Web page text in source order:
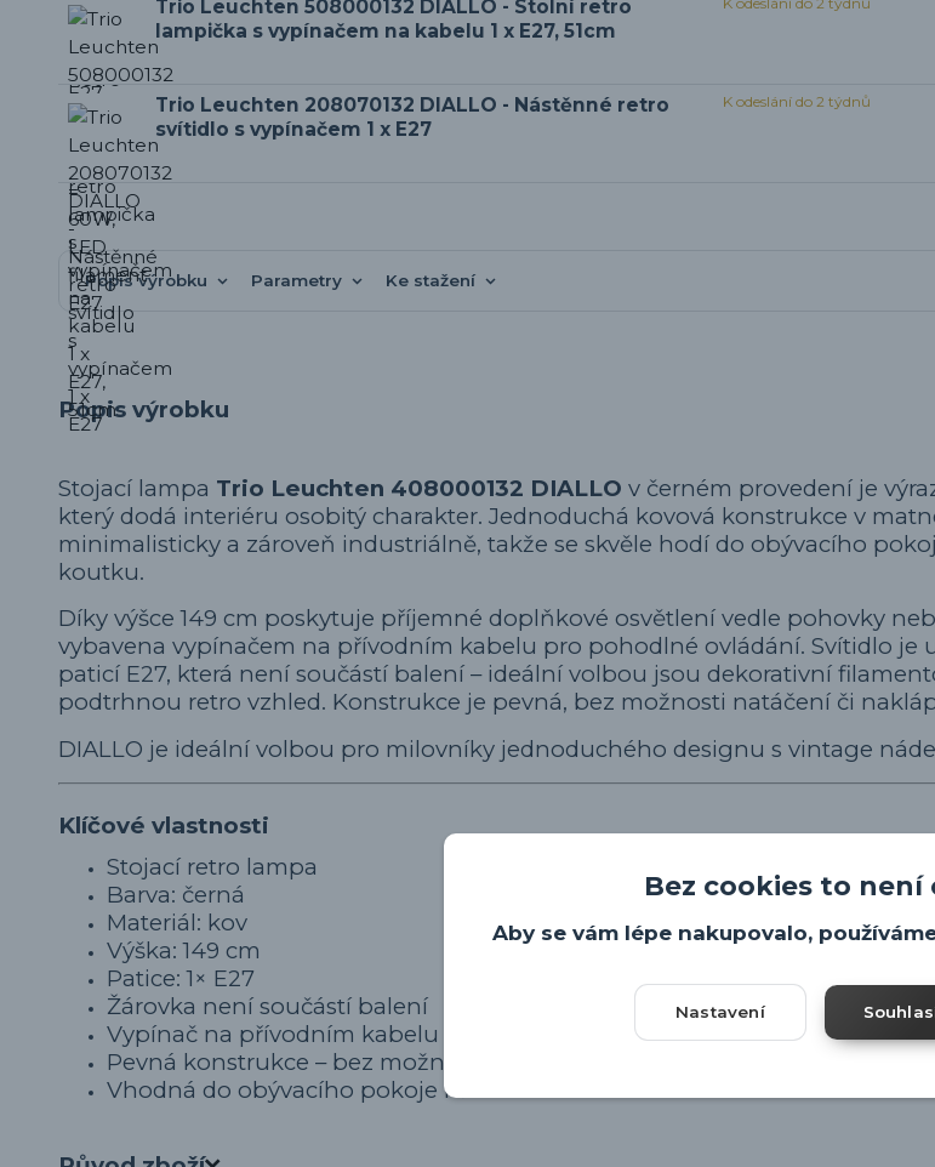
Trio Leuchten 508000132 DIALLO - Stolní retro
lampička s vypínačem na kabelu 1 x E27, 51cm
Trio Leuchten 208070132 DIALLO - Nástěnné retro
svítidlo s vypínačem 1 x E27
K odeslání do 2 týdnů
Popis výrobku Parametry Ke stažení
Popis výrobku
Stojací lampa Trio Leuchten 408000132 DIALLO v černém provedení je
který dodá interiéru osobitý charakter. Jednoduchá kovová konstrukce v
minimalisticky a zároveň industriálně, takže se skvěle hodí do obývacího
koutku.
Díky výšce 149 cm poskytuje příjemné doplňkové osvětlení vedle pohovky
vybavena vypínačem na přívodním kabelu pro pohodlné ovládání. Svítidlo je
paticí E27, která není součástí balení – ideální volbou jsou dekorativní
podtrhnou retro vzhled. Konstrukce je pevná, bez možnosti natáčení či
DIALLO je ideální volbou pro milovníky jednoduchého designu s vintage
Klíčové vlastnosti
Stojací retro lampa
Barva: černá
Materiál: kov
Výška: 149 cm
Patice: 1× E27
Žárovka není součástí balení
Vypínač na přívodním kabelu
Pevná konstrukce – bez možnosti natáčení
Vhodná do obývacího pokoje i čtecího koutku
Bez cookies to není
Aby se vám lépe nakupovalo,
Nastavení